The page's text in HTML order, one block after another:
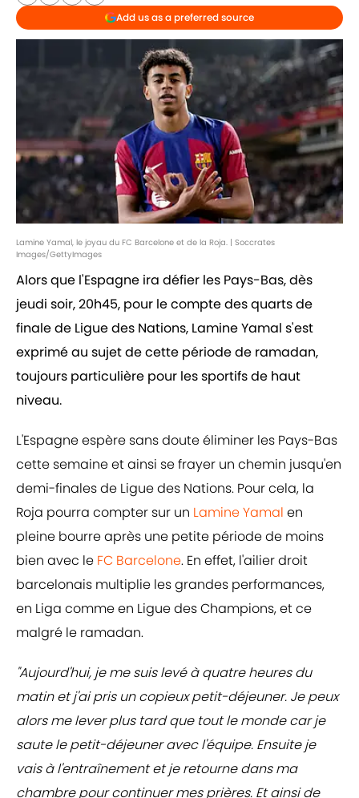
Add us as a preferred source
Lamine Yamal, le joyau du FC Barcelone et de la Roja. | Soccrates
Images/GettyImages
Alors que l'Espagne ira défier les Pays-Bas, dès
jeudi soir, 20h45, pour le compte des quarts de
finale de Ligue des Nations, Lamine Yamal s'est
exprimé au sujet de cette période de ramadan,
toujours particulière pour les sportifs de haut
niveau.
L'Espagne espère sans doute éliminer les Pays-Bas
cette semaine et ainsi se frayer un chemin jusqu'en
demi-finales de Ligue des Nations. Pour cela, la
Roja pourra compter sur un Lamine Yamal en
pleine bourre après une petite période de moins
bien avec le FC Barcelone. En effet, l'ailier droit
barcelonais multiplie les grandes performances,
en Liga comme en Ligue des Champions, et ce
malgré le ramadan.
"Aujourd'hui, je me suis levé à quatre heures du
matin et j'ai pris un copieux petit-déjeuner. Je peux
alors me lever plus tard que tout le monde car je
saute le petit-déjeuner avec l'équipe. Ensuite je
vais à l'entraînement et je retourne dans ma
chambre pour continuer mes prières. Et ainsi de